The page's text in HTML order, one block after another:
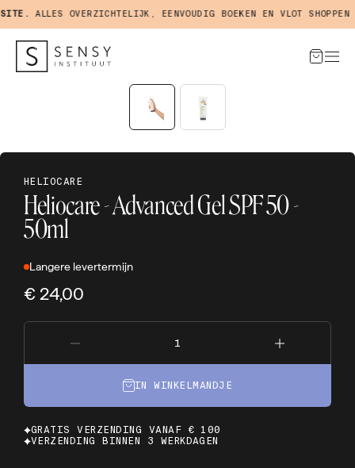
ALLES OVERZICHTELIJK, EENVOUDIG BOEKEN EN VLOT SHOPPEN
HELIOCARE
Heliocare - Advanced Gel SPF 50 -
50ml
Langere levertermijn
€ 24,00
IN WINKELMANDJE
GRATIS VERZENDING VANAF € 100
VERZENDING BINNEN 3 WERKDAGEN